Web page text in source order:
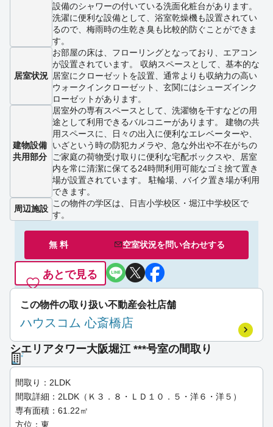
設備のシャワーの付いている洗面化粧台があります。
洗濯に便利な設備として、浴室乾燥機も設置されてい
るので、梅雨時の生乾き臭も比較的防ぐことができま
す。
居室状況
お部屋の床は、フローリングとなっており、エアコン
が設置されています。 収納スペースとして、基本的な
居室にクローゼットを設置、通常よりも収納力の高い
ウォークインクローゼット、玄関にはシューズインク
ローゼットがあります。
建物設備
共用部分
居室外の専有スペースとして、洗濯物を干すなどの用
途として利用できるバルコニーがあります。 建物の共
用スペースに、日々の出入に便利なエレベーターや、
いざという時の防犯カメラや、急な外出や不在がちの
ご家庭の荷物受け取りに便利な宅配ボックスや、居室
内を常に清潔に保てる24時間利用可能なゴミ捨て置き
場が設置されています。 駐輪場、バイク置き場が利用
できます。
周辺施設
この物件の学区は、日吉小学校区・堀江中学校区で
す。
無 料 空室状況を問い合わせする
あとで見る
この物件の取り扱い不動産会社店舗
ハウスコム 心斎橋店
シエリアタワー大阪堀江 ***号室の間取り
間取り：2LDK
間取詳細：2LDK（Ｋ３．８・ＬＤ１０．５・洋６・洋５）
専有面積：61.22㎡
方位：東